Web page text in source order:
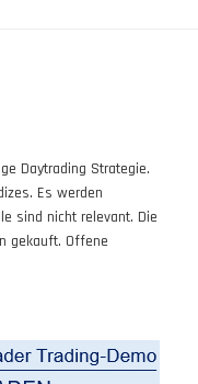
Daytrading Strategie.
Es werden
sind nicht relevant. Die
gekauft. Offene